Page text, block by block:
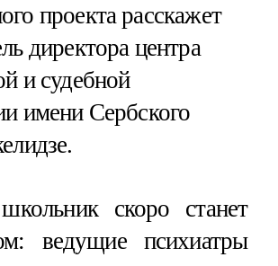
проекта расскажет
директора центра
и судебной
имени Сербского
скоро станет
ведущие психиатры